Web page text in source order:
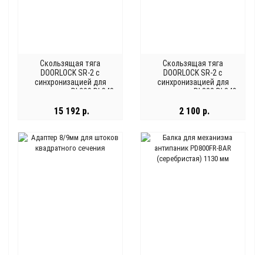
Cкользящая тяга
DOORLOCK SR-2 с
синхронизацией для
доводчиков DL300 DL340
15 192 р.
Cкользящая тяга
DOORLOCK SR-2 с
синхронизацией для
доводчиков DL300 DL340
2 100 р.